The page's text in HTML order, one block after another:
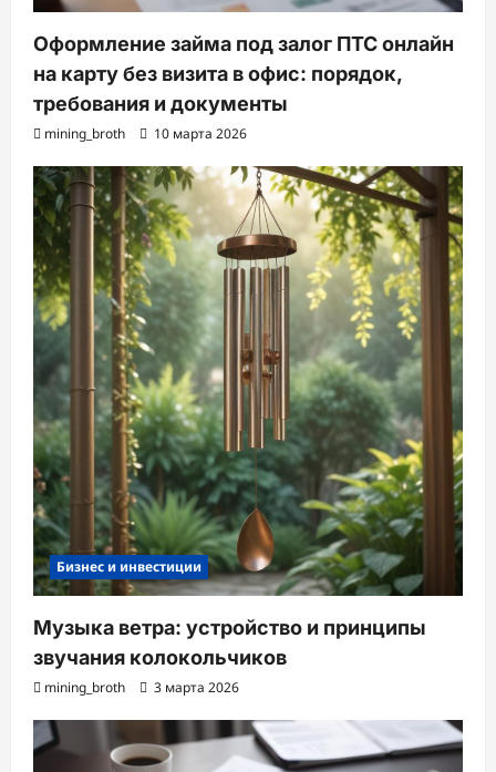
Оформление займа под залог ПТС онлайн
на карту без визита в офис: порядок,
требования и документы
mining_broth 10 марта 2026
Бизнес и инвестиции
Музыка ветра: устройство и принципы
звучания колокольчиков
mining_broth 3 марта 2026